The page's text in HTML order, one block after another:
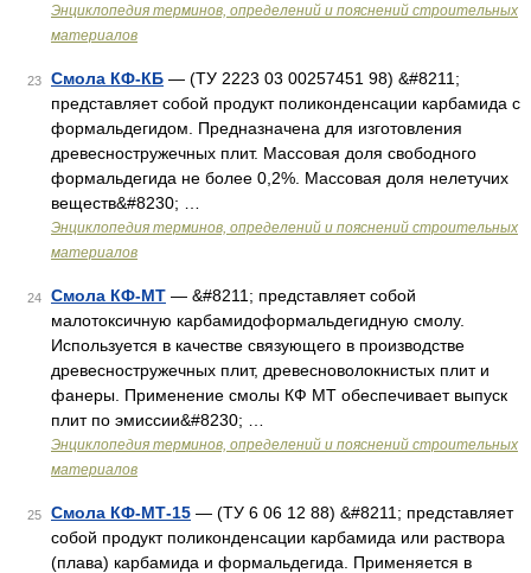
Энциклопедия терминов, определений и пояснений строительных
материалов
23 Смола КФ-КБ — (ТУ 2223 03 00257451 98) &#8211;
представляет собой продукт поликонденсации карбамида с
формальдегидом. Предназначена для изготовления
древесностружечных плит. Массовая доля свободного
формальдегида не более 0,2%. Массовая доля нелетучих
веществ&#8230; …
Энциклопедия терминов, определений и пояснений строительных
материалов
24 Смола КФ-МТ — &#8211; представляет собой
малотоксичную карбамидоформальдегидную смолу.
Используется в качестве связующего в производстве
древесностружечных плит, древесноволокнистых плит и
фанеры. Применение смолы КФ МТ обеспечивает выпуск
плит по эмиссии&#8230; …
Энциклопедия терминов, определений и пояснений строительных
материалов
25 Смола КФ-МТ-15 — (ТУ 6 06 12 88) &#8211; представляет
собой продукт поликонденсации карбамида или раствора
(плава) карбамида и формальдегида. Применяется в